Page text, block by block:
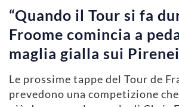
“Quando il Tour si fa
Froome comincia a
maglia gialla sui Pirenei
Le prossime tappe del Tour de
prevedono una competizione